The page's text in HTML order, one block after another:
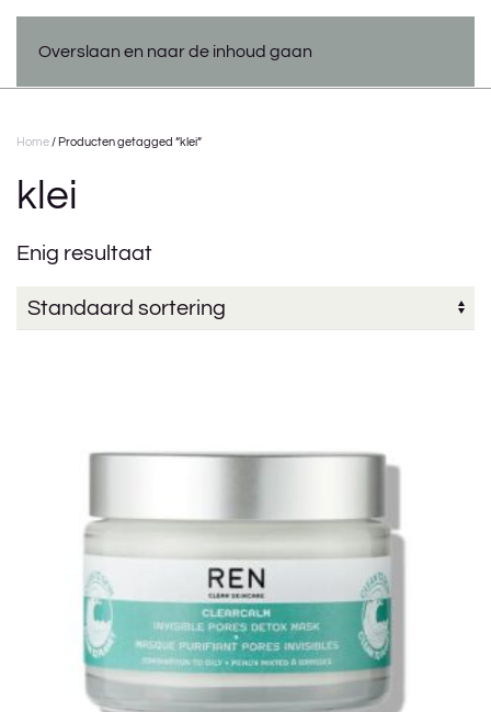
Overslaan en naar de inhoud gaan
Home / Producten getagged “klei”
klei
Enig resultaat